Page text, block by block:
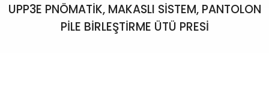
UPP3E PNÖMATİK, MAKASLI SİSTEM, PANTOLON
PİLE BİRLEŞTİRME ÜTÜ PRESİ